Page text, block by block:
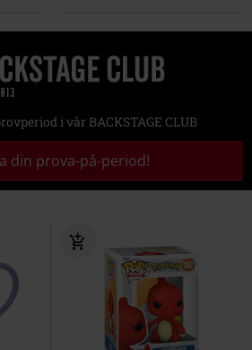
i vår BACKSTAGE CLUB
din prova-på-period!